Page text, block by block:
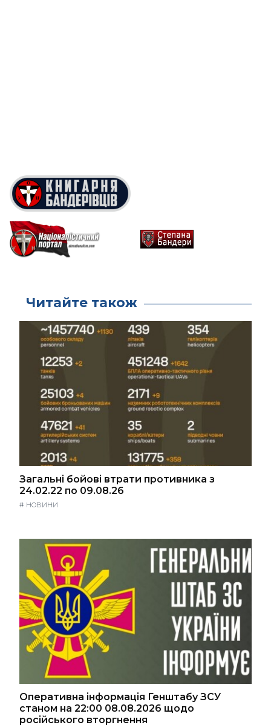
Читайте також
Загальні бойові втрати противника з
24.02.22 по 09.08.26
# НОВИНИ
Оперативна інформація Генштабу ЗСУ
станом на 22:00 08.08.2026 щодо
російського вторгнення